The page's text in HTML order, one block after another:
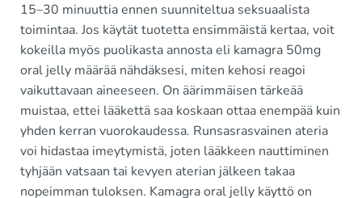
15–30 minuuttia ennen suunniteltua seksuaalista
toimintaa. Jos käytät tuotetta ensimmäistä kertaa, voit
kokeilla myös puolikasta annosta eli kamagra 50mg
oral jelly määrää nähdäksesi, miten kehosi reagoi
vaikuttavaan aineeseen. On äärimmäisen tärkeää
muistaa, ettei lääkettä saa koskaan ottaa enempää kuin
yhden kerran vuorokaudessa. Runsasrasvainen ateria
voi hidastaa imeytymistä, joten lääkkeen nauttiminen
tyhjään vatsaan tai kevyen aterian jälkeen takaa
nopeimman tuloksen. Kamagra oral jelly käyttö on